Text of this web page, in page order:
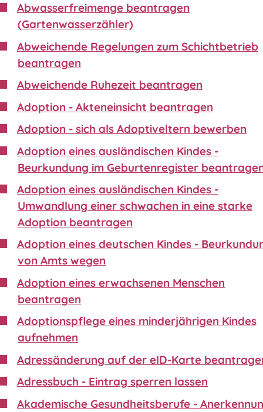
Abwasserfreimenge beantragen
(Gartenwasserzähler)
Abweichende Regelungen zum Schichtbetrieb
beantragen
Abweichende Ruhezeit beantragen
Adoption - Akteneinsicht beantragen
Adoption - sich als Adoptiveltern bewerben
Adoption eines ausländischen Kindes -
Beurkundung im Geburtenregister
Adoption eines ausländischen Kindes -
Umwandlung einer schwachen in eine starke
Adoption beantragen
Adoption eines deutschen Kindes -
von Amts wegen
Adoption eines erwachsenen Menschen
beantragen
Adoptionspflege eines minderjährigen Kindes
aufnehmen
Adressänderung auf der eID-Karte
Adressbuch - Eintrag sperren lassen
Akademische Gesundheitsberufe -